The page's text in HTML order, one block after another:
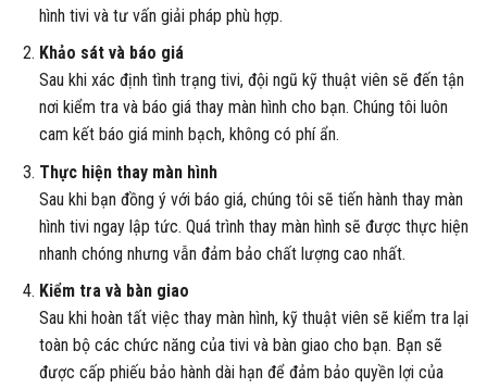
hình tivi và tư vấn giải pháp phù hợp.
Khảo sát và báo giá
Sau khi xác định tình trạng tivi, đội ngũ kỹ thuật viên sẽ đến tận
nơi kiểm tra và báo giá thay màn hình cho bạn. Chúng tôi luôn
cam kết báo giá minh bạch, không có phí ẩn.
Thực hiện thay màn hình
Sau khi bạn đồng ý với báo giá, chúng tôi sẽ tiến hành thay màn
hình tivi ngay lập tức. Quá trình thay màn hình sẽ được thực hiện
nhanh chóng nhưng vẫn đảm bảo chất lượng cao nhất.
Kiểm tra và bàn giao
Sau khi hoàn tất việc thay màn hình, kỹ thuật viên sẽ kiểm tra lại
toàn bộ các chức năng của tivi và bàn giao cho bạn. Bạn sẽ
được cấp phiếu bảo hành dài hạn để đảm bảo quyền lợi của